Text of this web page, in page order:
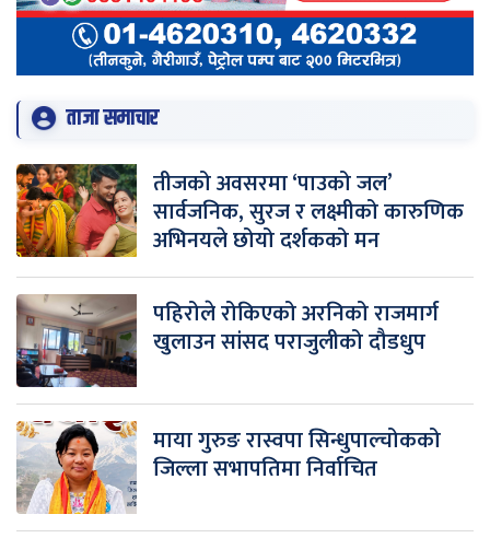
ताजा समाचार
तीजको अवसरमा ‘पाउको जल’
सार्वजनिक, सुरज र लक्ष्मीको कारुणिक
अभिनयले छोयो दर्शकको मन
पहिरोले रोकिएको अरनिको राजमार्ग
खुलाउन सांसद पराजुलीको दौडधुप
माया गुरुङ रास्वपा सिन्धुपाल्चोकको
जिल्ला सभापतिमा निर्वाचित